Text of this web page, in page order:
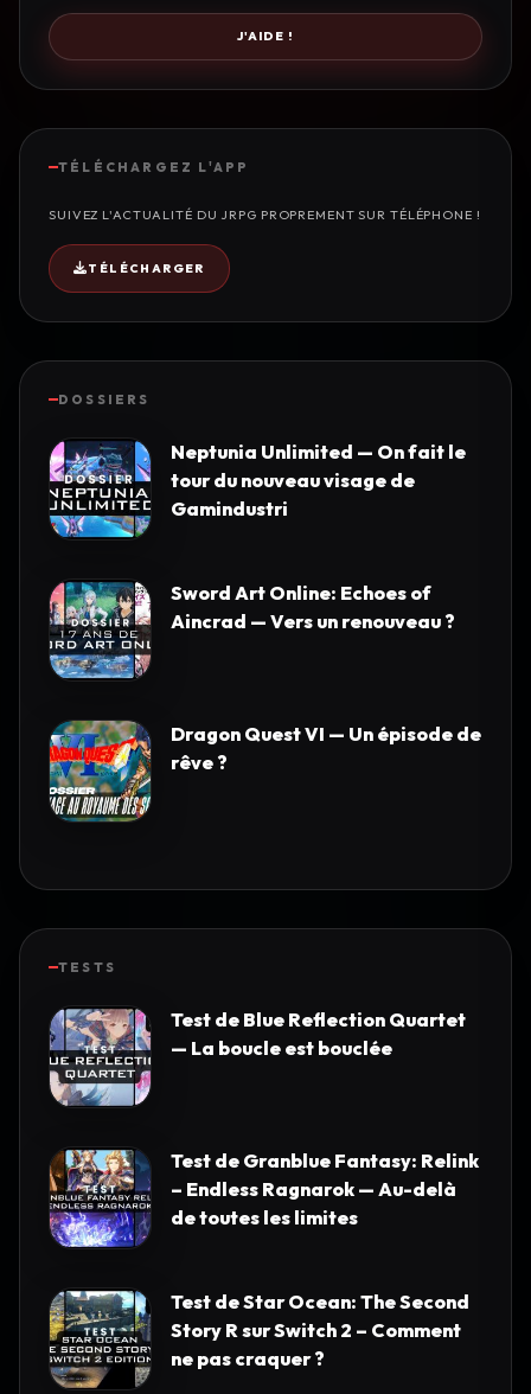
J'AIDE !
TÉLÉCHARGEZ L'APP
SUIVEZ L'ACTUALITÉ DU JRPG PROPREMENT SUR TÉLÉPHONE !
TÉLÉCHARGER
DOSSIERS
Neptunia Unlimited — On fait le
tour du nouveau visage de
Gamindustri
Sword Art Online: Echoes of
Aincrad — Vers un renouveau ?
Dragon Quest VI — Un épisode de
rêve ?
TESTS
Test de Blue Reflection Quartet
— La boucle est bouclée
Test de Granblue Fantasy: Relink
– Endless Ragnarok — Au-delà
de toutes les limites
Test de Star Ocean: The Second
Story R sur Switch 2 – Comment
ne pas craquer ?